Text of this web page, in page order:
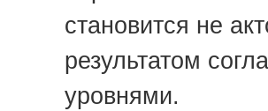
становится не
результатом
уровнями.